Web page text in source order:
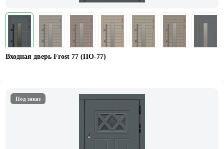
Входная дверь Frost 77 (ПО-77)
Под заказ